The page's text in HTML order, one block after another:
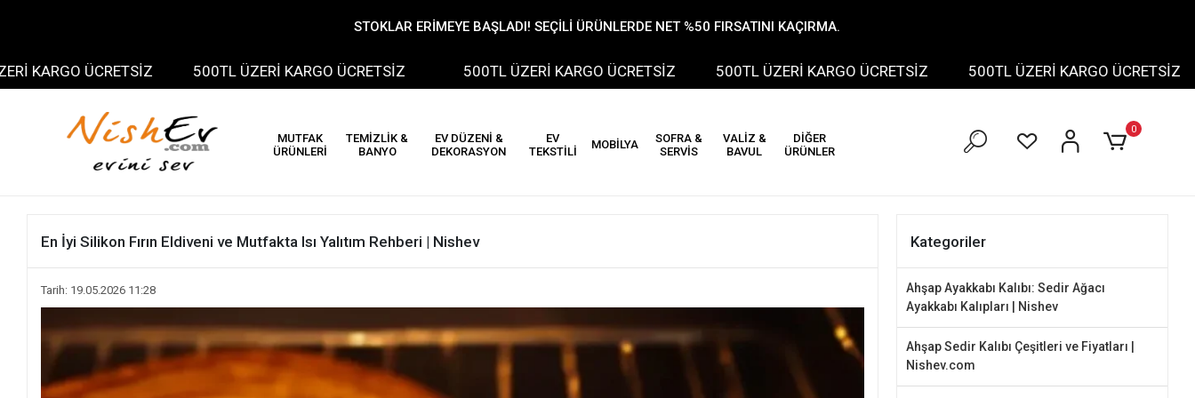
STOKLAR ERİMEYE BAŞLADI! SEÇİLİ ÜRÜNLERDE NET %50 FIRSATINI KAÇIRMA.
ÜCRETSİZ 500TL ÜZERİ KARGO ÜCRETSİZ 500TL ÜZERİ KARGO ÜCRETSİZ 500TL ÜZERİ KARGO ÜCRETSİZ 500TL ÜZERİ KARGO ÜCRETSİZ
MUTFAK
ÜRÜNLERİ
TEMİZLİK &
BANYO
EV DÜZENİ &
DEKORASYON
EV
TEKSTİLİ
MOBİLYA
SOFRA &
SERVİS
VALİZ &
BAVUL
DİĞER
ÜRÜNLER
0
En İyi Silikon Fırın Eldiveni ve Mutfakta Isı Yalıtım Rehberi | Nishev
Tarih: 19.05.2026 11:28
Kategoriler
Ahşap Ayakkabı Kalıbı: Sedir Ağacı
Ayakkabı Kalıpları | Nishev
Ahşap Sedir Kalıbı Çeşitleri ve Fiyatları |
Nishev.com